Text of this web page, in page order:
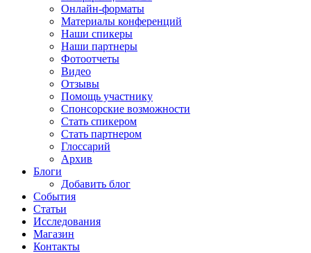
Онлайн-форматы
Материалы конференций
Наши спикеры
Наши партнеры
Фотоотчеты
Видео
Отзывы
Помощь участнику
Спонсорские возможности
Стать спикером
Стать партнером
Глоссарий
Архив
Блоги
Добавить блог
События
Статьи
Исследования
Магазин
Контакты